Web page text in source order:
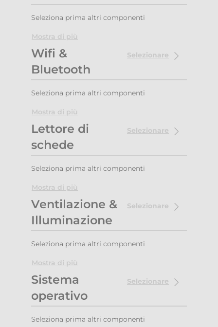
Seleziona prima altri componenti
Mostra di più
Wifi &
Bluetooth
Selezionare
Seleziona prima altri componenti
Mostra di più
Lettore di
schede
Selezionare
Seleziona prima altri componenti
Mostra di più
Ventilazione &
Illuminazione
Selezionare
Seleziona prima altri componenti
Mostra di più
Sistema
operativo
Selezionare
Seleziona prima altri componenti